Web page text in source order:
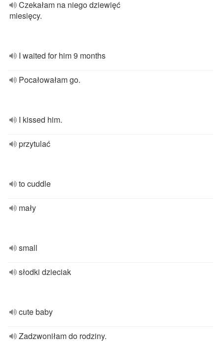
Czekałam na niego dziewięć
miesięcy.
I waited for him 9 months
Pocałowałam go.
I kissed him.
przytulać
to cuddle
mały
small
słodki dzieciak
cute baby
Zadzwoniłam do rodziny.